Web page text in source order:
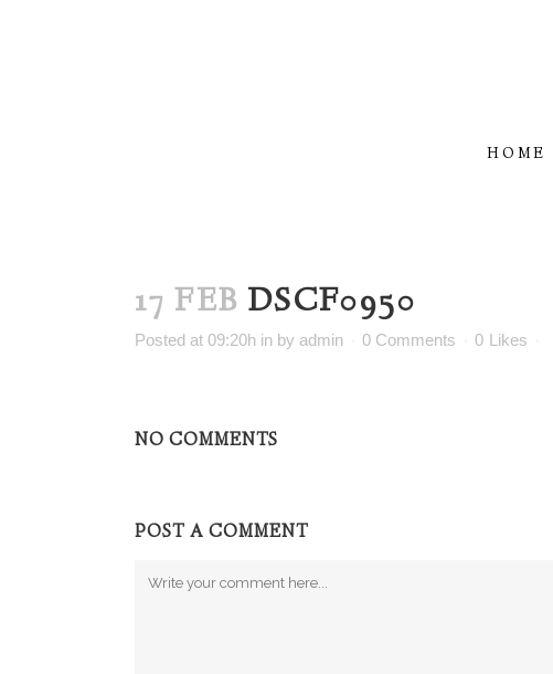
HOME
17 FEB DSCF0950
Posted at 09:20h in by admin 0 Comments 0 Likes
NO COMMENTS
POST A COMMENT